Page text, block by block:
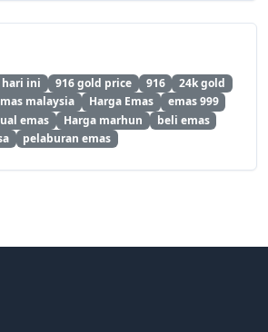
hari ini 916 gold price 916
24k gold
malaysia Harga Emas
emas 999
emas Harga marhun
beli emas
pelaburan emas